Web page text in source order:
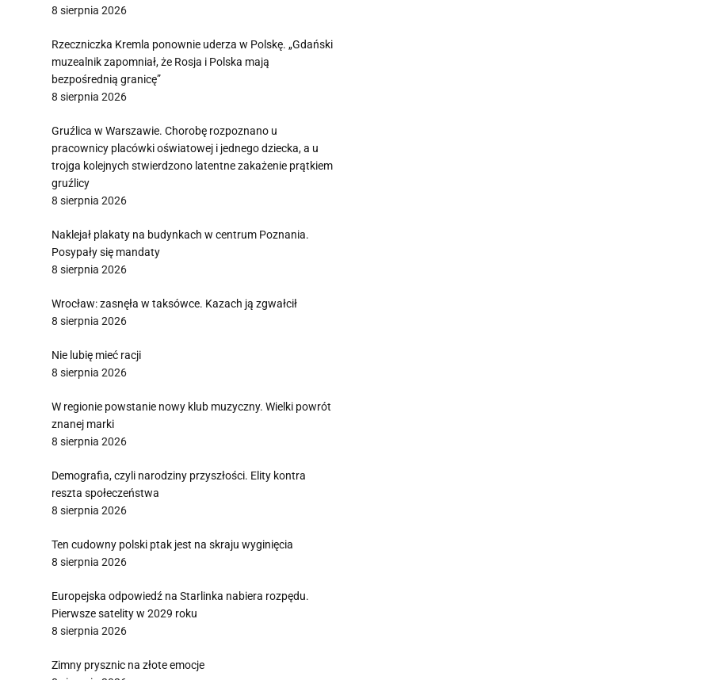
8 sierpnia 2026
Rzeczniczka Kremla ponownie uderza w Polskę. „Gdański
muzealnik zapomniał, że Rosja i Polska mają
bezpośrednią granicę”
8 sierpnia 2026
Gruźlica w Warszawie. Chorobę rozpoznano u
pracownicy placówki oświatowej i jednego dziecka, a u
trojga kolejnych stwierdzono latentne zakażenie prątkiem
gruźlicy
8 sierpnia 2026
Naklejał plakaty na budynkach w centrum Poznania.
Posypały się mandaty
8 sierpnia 2026
Wrocław: zasnęła w taksówce. Kazach ją zgwałcił
8 sierpnia 2026
Nie lubię mieć racji
8 sierpnia 2026
W regionie powstanie nowy klub muzyczny. Wielki powrót
znanej marki
8 sierpnia 2026
Demografia, czyli narodziny przyszłości. Elity kontra
reszta społeczeństwa
8 sierpnia 2026
Ten cudowny polski ptak jest na skraju wyginięcia
8 sierpnia 2026
Europejska odpowiedź na Starlinka nabiera rozpędu.
Pierwsze satelity w 2029 roku
8 sierpnia 2026
Zimny prysznic na złote emocje